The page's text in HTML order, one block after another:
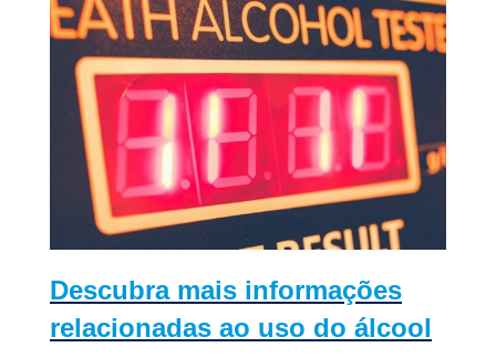
Descubra mais informações
relacionadas ao uso do álcool